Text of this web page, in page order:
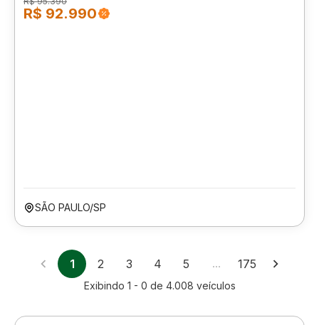
R$ 92.990
SÃO PAULO/SP
1 2 3 4 5 … 175
Exibindo 1 - 0 de 4.008 veículos